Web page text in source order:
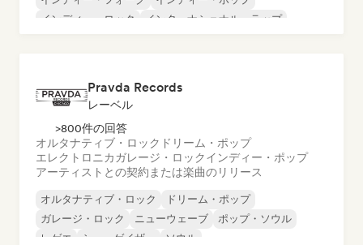
インディー・ロック
インターナショナル・ラップ
Pravda Records
レーベル
>800件の回答
オルタナティブ・ロック ドリーム・ポップ
エレクトロニカガレージ・ロックインディー・ポップ
アーティストとの契約または楽曲のリリース
オルタナティブ・ロック
ドリーム・ポップ
ガレージ・ロック
ニューウェーブ
ポップ・ソウル
レゲエ
シューゲイザー ソウル